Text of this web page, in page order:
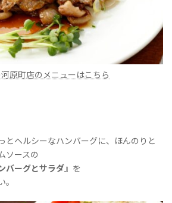
原町店のメニューはこちら
とヘルシーなハンバーグに、ほんのりと
ソースの
バーグとサラダ』を